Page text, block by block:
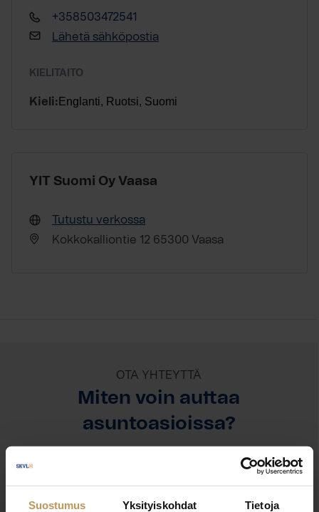
Suostumus Yksityiskohdat Tietoja
+358503472541
Lähetä sähköpostia
KIELITAITO
Kieli: Englanti, Ruotsi, Suomi
YIT Suomi Oy Vaasa
Tutustu verkossa
Kokkokalliontie 12 65300 Vaasa
OTA YHTEYTTÄ
Miten voin auttaa
asuntoasioissa?
Jätä yhteystietosi, niin otan yhteyttä